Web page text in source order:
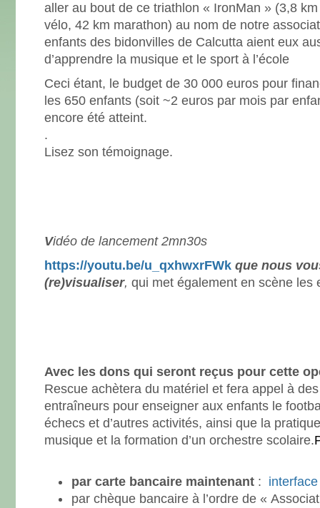
aller au bout de ce triathlon « IronMan » (3,8
vélo, 42 km marathon) au nom de notre
enfants des bidonvilles de Calcutta aient eux
d’apprendre la musique et le sport à l’école
Ceci étant, le budget de 30 000 euros pour
les 650 enfants (soit ~2 euros par mois par
encore été atteint.
.
Lisez son témoignage.
Vidéo de lancement 2mn30s
https://youtu.be/u_ qxhwxrFWk que nous
(re)visualiser, qui met également en scène les
Avec les dons qui seront reçus pour cette
Rescue achètera du matériel et fera appel à
entraîneurs pour enseigner aux enfants le
échecs et d’autres activités, ainsi que la
musique et la formation d’un orchestre scolaire.
par carte bancaire maintenant :
par chèque bancaire à l’ordre de «